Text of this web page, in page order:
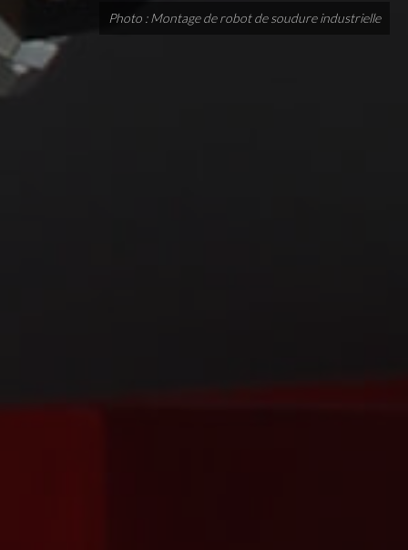
Photo : Montage de robot de soudure industrielle